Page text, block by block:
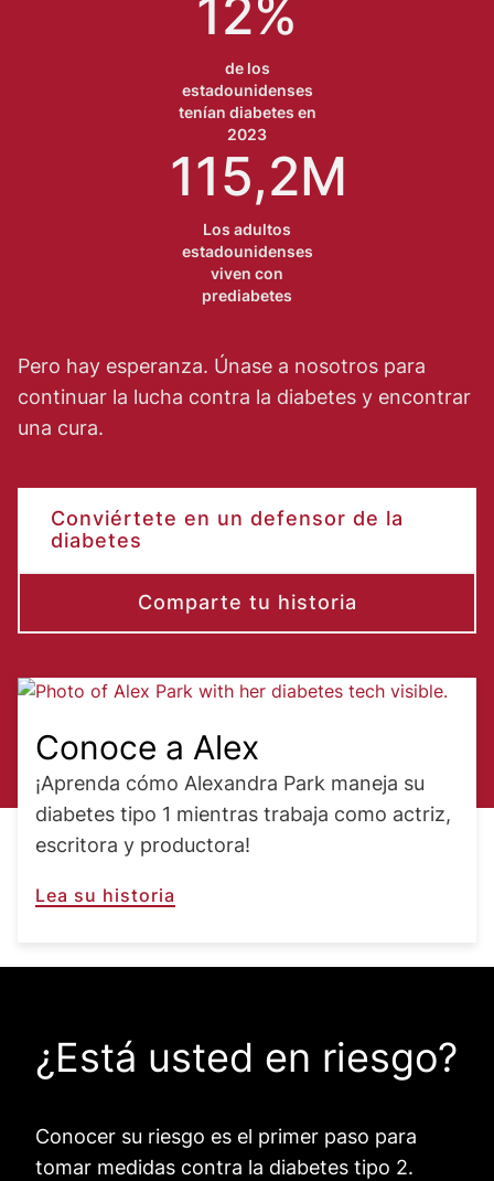
12%
de los
estadounidenses
tenían diabetes en
2023
115,2M
Los adultos
estadounidenses
viven con
prediabetes
Pero hay esperanza. Únase a nosotros para
continuar la lucha contra la diabetes y encontrar
una cura.
Conviértete en un defensor de la
diabetes
Comparte tu historia
Image
Conoce a Alex
¡Aprenda cómo Alexandra Park maneja su
diabetes tipo 1 mientras trabaja como actriz,
escritora y productora!
Lea su historia
¿Está usted en riesgo?
Conocer su riesgo es el primer paso para
tomar medidas contra la diabetes tipo 2.